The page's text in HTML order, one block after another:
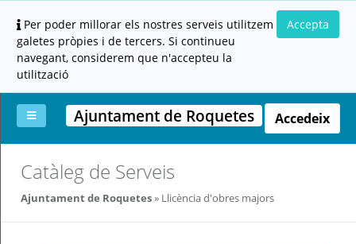
Per poder millorar els nostres serveis utilitzem
galetes pròpies i de tercers. Si continueu
navegant, considerem que n'accepteu la
utilització
Accepta
meva
documentació
ciutadana
administracions)
Ajuntament de Roquetes Accedeix
Catàleg de Serveis
Ajuntament de Roquetes Llicència d'obres majors